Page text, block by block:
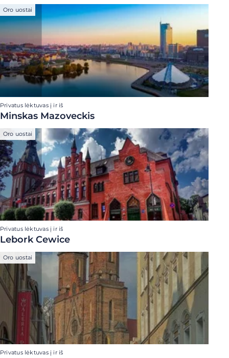
Oro uostai
Privatus lėktuvas į ir iš
Minskas Mazoveckis
Oro uostai
Privatus lėktuvas į ir iš
Lebork Cewice
Oro uostai
Privatus lėktuvas į ir iš